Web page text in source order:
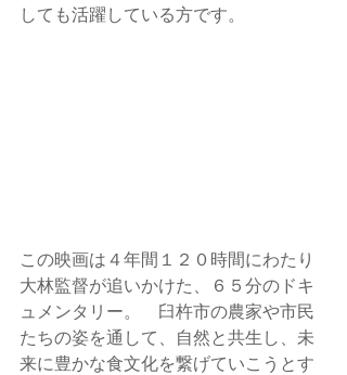
しても活躍している方です。
この映画は４年間１２０時間にわたり
大林監督が追いかけた、６５分のドキ
ュメンタリー。　臼杵市の農家や市民
たちの姿を通して、自然と共生し、未
来に豊かな食文化を繋げていこうとす